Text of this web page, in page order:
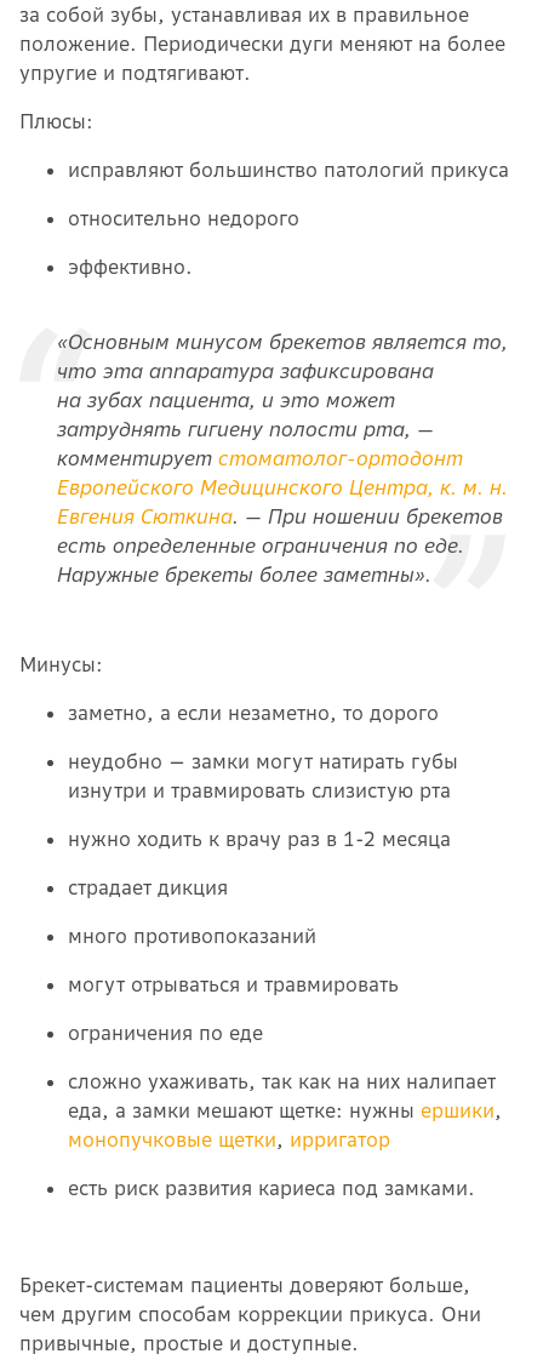
за собой зубы, устанавливая их в правильное
положение. Периодически дуги меняют на более
упругие и подтягивают.
Плюсы:
исправляют большинство патологий прикуса
относительно недорого
эффективно.
«Основным минусом брекетов является то,
что эта аппаратура зафиксирована
на зубах пациента, и это может
затруднять гигиену полости рта, —
комментирует стоматолог-ортодонт
Европейского Медицинского Центра, к. м. н.
Евгения Сюткина. — При ношении брекетов
есть определенные ограничения по еде.
Наружные брекеты более заметны».
Минусы:
заметно, а если незаметно, то дорого
неудобно — замки могут натирать губы
изнутри и травмировать слизистую рта
нужно ходить к врачу раз в 1-2 месяца
страдает дикция
много противопоказаний
могут отрываться и травмировать
ограничения по еде
сложно ухаживать, так как на них налипает
еда, а замки мешают щетке: нужны ершики,
монопучковые щетки, ирригатор
есть риск развития кариеса под замками.
Брекет-системам пациенты доверяют больше,
чем другим способам коррекции прикуса. Они
привычные, простые и доступные.